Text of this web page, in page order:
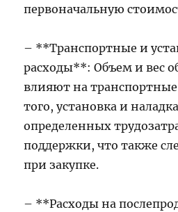
первоначальную
– **Транспортные и
расходы**: Объем и вес
влияют на
того, установка и
определенных
поддержки, что также
при закупке.
– **Расходы на